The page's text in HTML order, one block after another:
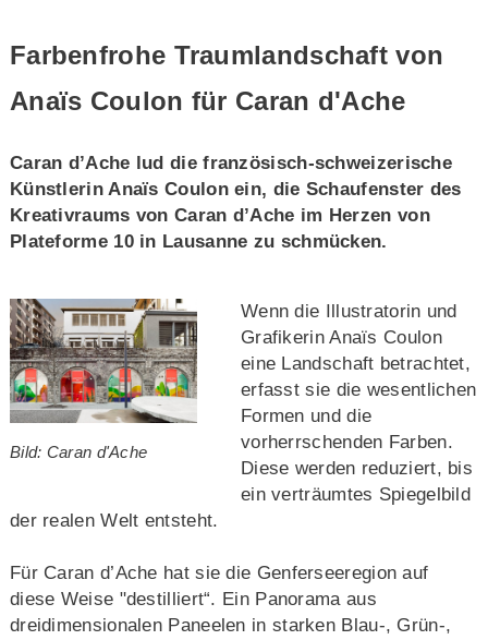
Farbenfrohe Traumlandschaft von
Anaïs Coulon für Caran d'Ache
Caran d’Ache lud die französisch-schweizerische
Künstlerin Anaïs Coulon ein, die Schaufenster des
Kreativraums von Caran d’Ache im Herzen von
Plateforme 10 in Lausanne zu schmücken.
Bild: Caran d'Ache
Wenn die Illustratorin und
Grafikerin Anaïs Coulon
eine Landschaft betrachtet,
erfasst sie die wesentlichen
Formen und die
vorherrschenden Farben.
Diese werden reduziert, bis
ein verträumtes Spiegelbild
der realen Welt entsteht.
Für Caran d’Ache hat sie die Genferseeregion auf
diese Weise "destilliert“. Ein Panorama aus
dreidimensionalen Paneelen in starken Blau-, Grün-,